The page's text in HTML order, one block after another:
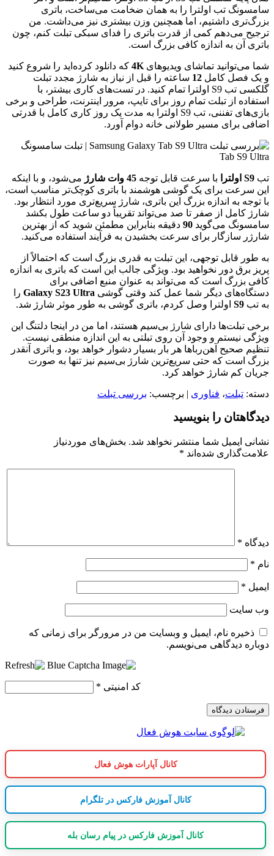
سامسونگ تب اولترا را به همان ضخامت می‌ساخت، باتری
بزرگ‌تری داشتیم، اما همچنین وزن بیشتری نیز می‌داشت. من
ترجیح می‌دهم کمی از قدرت باتری را فدای سبکی تبلت کنم، چون
باتری آن به اندازه کافی بزرگ است.
شما می‌توانید تماشای ویدیوهای 4K که دانلود کرده‌اید را شروع کنید
و یک فصل کامل 12 ساعته را قبل از نیاز به شارژ مجدد تبلت
گلکسی تب S9 اولترا تمام کنید. در تست‌های کاری بیشتر، با
استفاده از تبلت تمام روز برای تایپ، مرور اینترنت، طراحی و برخی
بازی‌های تفننی، تب S9 اولترا به مدت یک روز کاری کامل با قدرتی
اضافی برای مسیر طولانی خانه دوام آورد.
تب S9 اولترا با سرعت قابل توجه 45 وات شارژ
می‌شود، و با اینکه
این سرعت برای یک گوشی هوشمند با باتری کوچک‌تر مناسب است،
با توجه به اندازه بزرگ این باتری، شارژ سریع‌تری مورد انتظار بود.
شارژ کامل از صفر تا صد می‌تواند تقریباً دو ساعت طول بکشد
سامسونگ می‌گوید 90 دقیقه بنابراین مطمئن شوید که از بهترین
شارژر سازگار برای سرعت بخشیدن به فرآیند استفاده می‌کنید.
به طور قابل توجهی، این تبلت به قدری بزرگ است که احتمالاً از
پریز برق دور نخواهید بود. ویژگی جالب این است که باتری به اندازه
کافی بزرگ است که می‌تواند به عنوان منبع اضافی برای
دستگاه‌های دیگر شما عمل کند وقتی گوشی Galaxy S23 Ultra را
به تب S9 اولترا وصل کردم، باتری گوشی به طور موثر شارژ شد.
برخی تبلت‌ها دارای شارژ بی‌سیم هستند، اما من در اینجا دلتنگ این
ویژگی نیستم و وجود آن روی تبلتی به این اندازه منطقی نیست.
تنظیم صحیح آهن‌رباها هر بار بسیار دشوار خواهد بود، و باتری آنقدر
بزرگ است که حتی سریع‌ترین شارژ بی‌سیم نیز تنها به صورت
جریان کم شارژ خواهد کرد.
دسته: تبلت، فناوری | برچسب: بررسی تبلت
دیدگاهتان را بنویسید
نشانی ایمیل شما منتشر نخواهد شد. بخش‌های موردنیاز
علامت‌گذاری شده‌اند *
دیدگاه *
نام *
ایمیل *
وب‌ سایت
ذخیره نام، ایمیل و وبسایت من در مرورگر برای زمانی که
دوباره دیدگاهی می‌نویسم.
کد امنیتی *
کانال آپارات هوش فعال
کانال آموزش فارکس در تلگرام
کانال آموزش فارکس در پیام رسان بله